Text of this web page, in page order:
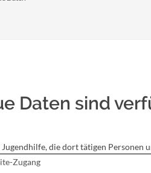
Daten sind
Jugendhilfe, die dort tätigen Personen
Zugang